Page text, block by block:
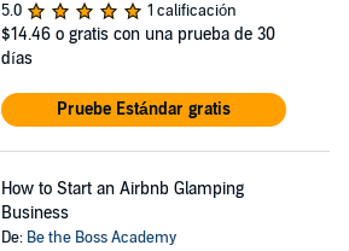
5.0 1 calificación
$14.46 o gratis con una prueba de 30
días
Pruebe Estándar gratis
How to Start an Airbnb Glamping
Business
De: Be the Boss Academy